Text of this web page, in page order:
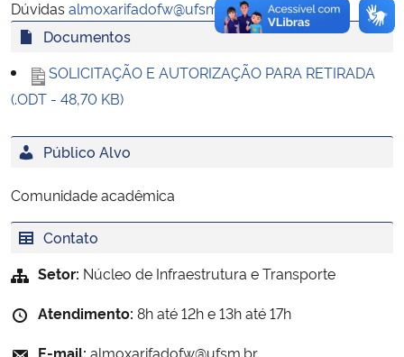
Dúvidas almoxarifadofw@ufsm.br.
Documentos
SOLICITAÇÃO E AUTORIZAÇÃO PARA RETIRADA
(.ODT - 48,70 KB)
Público Alvo
Comunidade acadêmica
Contato
Setor: Núcleo de Infraestrutura e Transporte
Atendimento: 8h até 12h e 13h até 17h
E-mail: almoxarifadofw@ufsm.br